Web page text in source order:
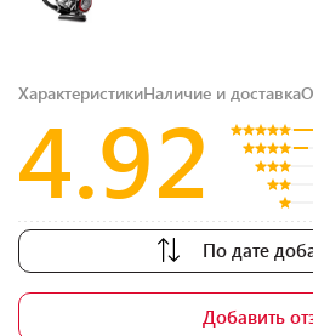
ХарактеристикиНаличие и доставка
4.92
По дате
Добавить